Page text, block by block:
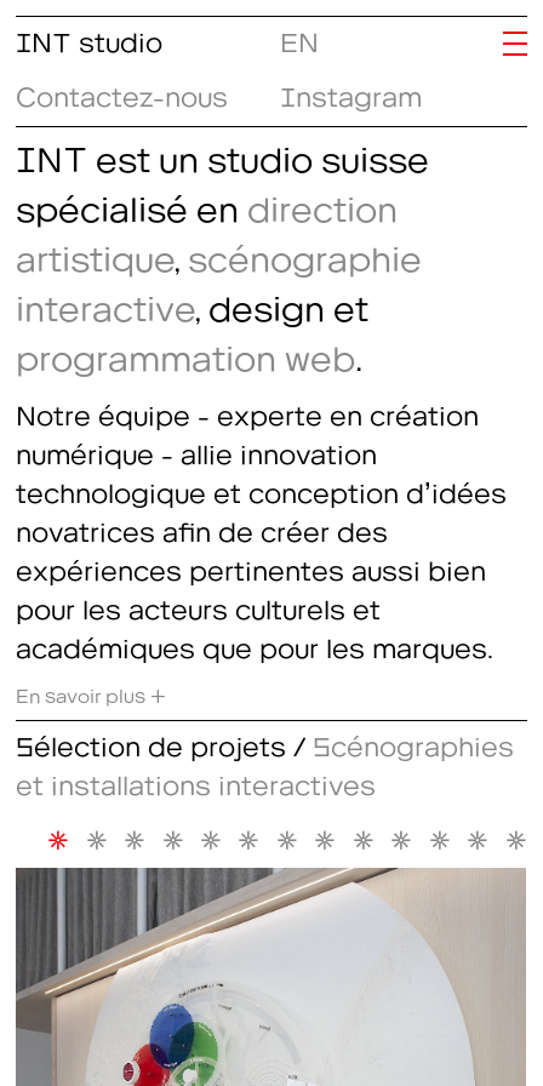
INT studio
Contactez-nous
Instagram
EN
INT est un studio suisse
spécialisé en direction
artistique scénographie
interactive , design et
programmation web
Notre équipe - experte en création
numérique - allie innovation
technologique et conception d’idées
novatrices afin de créer des
expériences pertinentes aussi bien
pour les acteurs culturels et
académiques que pour les marques.
En savoir plus +
Sélection de projets / Scénographies
et installations interactives
* * * * * * * * * * * * *